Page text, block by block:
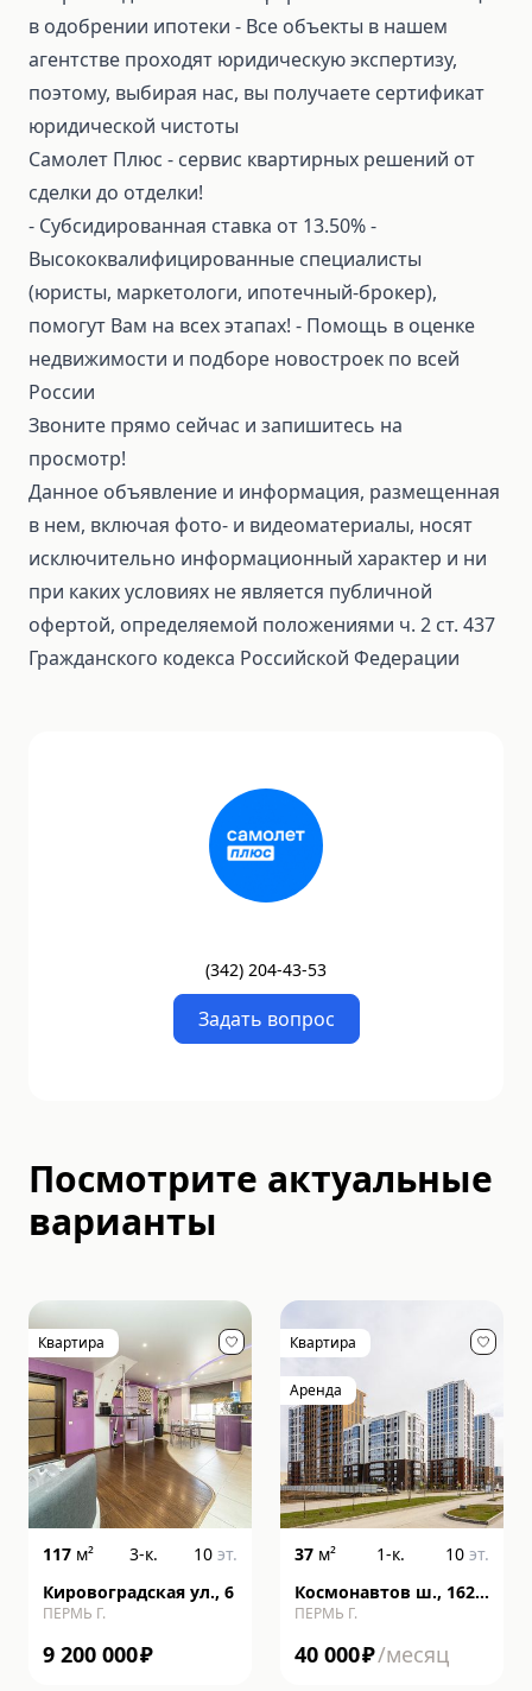
в одобрении ипотеки ⁃ Все объекты в нашем
агентстве проходят юридическую экспертизу,
поэтому, выбирая нас, вы получаете сертификат
юридической чистоты
Самолет Плюс - сервис квартирных решений от
сделки до отделки!
⁃ Субсидированная ставка от 13.50% ⁃
Высококвалифицированные специалисты
(юристы, маркетологи, ипотечный-брокер),
помогут Вам на всех этапах! ⁃ Помощь в оценке
недвижимости и подборе новостроек по всей
России
Звоните прямо сейчас и запишитесь на
просмотр!
Данное объявление и информация, размещенная
в нем, включая фото- и видеоматериалы, носят
исключительно информационный характер и ни
при каких условиях не является публичной
офертой, определяемой положениями ч. 2 ст. 437
Гражданского кодекса Российской Федерации
(342) 204-43-53
Задать вопрос
Посмотрите актуальные
варианты
Квартира
117 м² 3-к. 10 эт.
Кировоградская ул., 6
ПЕРМЬ Г.
9 200 000₽
Квартира
Аренда
37 м² 1-к. 10 эт.
Космонавтов ш., 162,
литера к
ПЕРМЬ Г.
40 000₽/месяц